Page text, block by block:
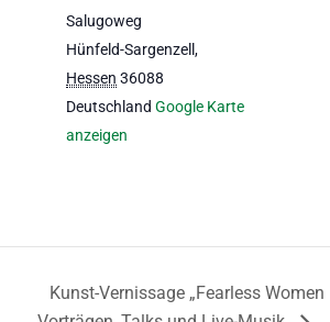
Salugoweg
Hünfeld-Sargenzell ,
Hessen 36088
Deutschland Google Karte
anzeigen
Kunst-Vernissage „Fearless